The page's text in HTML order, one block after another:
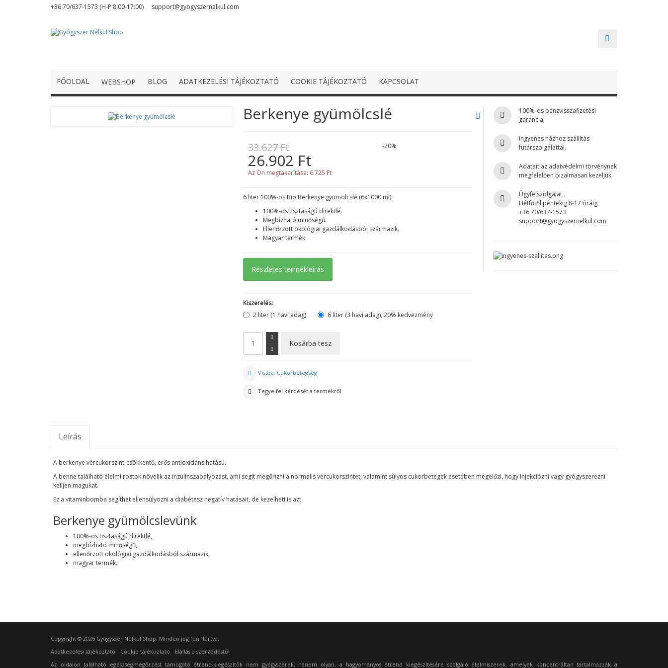
+36 70/637-1573 (H-P 8:00-17:00) support@gyogyszernelkul.com
FŐOLDAL WEBSHOP BLOG ADATKEZELÉSI TÁJÉKOZTATÓ COOKIE TÁJÉKOZTATÓ KAPCSOLAT
Berkenye gyümölcslé
33.627 Ft
26.902 Ft
Az Ön megtakarítása: 6.725 Ft
-20%
6 liter 100%-os Bio Berkenye gyümölcslé (6x1000 ml).
100%-os tisztaságú direktlé.
Megbízható minőségű.
Ellenőrzött ökológiai gazdálkodásból származik.
Magyar termék.
Részletes termékleírás
Kiszerelés:
2 liter (1 havi adag)
6 liter (3 havi adag), 20% kedvezmény
Vissza: Cukorbetegség
Tegye fel kérdését a termékről
100%-os pénzvisszafizetési
garancia.
Ingyenes házhoz szállítás
futárszolgálattal.
Adatait az adatvédelmi törvénynek
megfelelően bizalmasan kezeljük.
Ügyfélszolgálat
Hétfőtől péntekig 8-17 óráig
+36 70/637-1573
support@gyogyszernelkul.com
Leírás
A berkenye vércukorszint-csökkentő, erős antioxidáns hatású.
A benne található élelmi rostok növelik az inzulinszabályozást, ami segít megőrizni a normális vércukorszintet, valamint súlyos cukorbetegek esetében megelőzi, hogy injekciózni vagy gyógyszerezni
kelljen magukat.
Ez a vitaminbomba segíthet ellensúlyozni a diabétesz negatív hatásait, de kezelheti is azt.
Berkenye gyümölcslevünk
100%-os tisztaságú direktlé,
megbízható minőségű,
ellenőrzött ökológiai gazdálkodásból származik,
magyar termék.
Copyright © 2026 Gyógyszer Nélkül Shop. Minden jog fenntartva.
Adatkezelési tájékoztató
Cookie tájékoztató
Elállás a szerződéstől
Az oldalon található egészségmegőrzést támogató étrend-kiegészítők nem gyógyszerek, hanem olyan, a hagyományos étrend kiegészítésére szolgáló élelmiszerek, amelyek koncentráltan tartalmazzák a